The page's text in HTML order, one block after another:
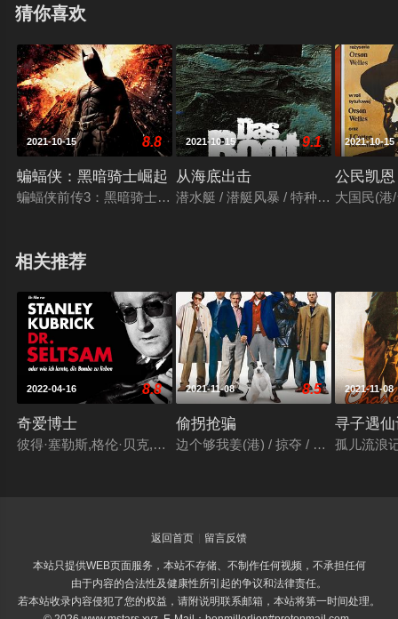
杰又后怕又好奇，为了证明自己的清白，他非要找出真正
一边千里追踪凯普林的线索。他跳上了一趟开往芝加哥的
列车，车上巧遇娇娃坎多（爱娃·玛丽·森特 Eva Marie
Saint 饰），愿意助他一臂之力。眼看就快可以约见凯普
林，事情却又起了波澜——他不但没有见到凯普林，还随
之陷入了又一场危机当中。真相越来越扑朔迷离，拉什莫
山的总统雕像，也成了一场生死搏斗的大舞台。©豆瓣
猜你喜欢
2021-10-15 8.8
蝙蝠侠：黑暗骑士崛起
蝙蝠侠前传3：黑暗骑士崛起 / 黑暗骑士：黎明升起(台) / 蝙蝠侠
2021-10-15 9.1
从海底出击
潜水艇 / 潜艇风暴 / 特种任务 / 特殊
2021-10-15
公民凯恩
大国民(港
相关推荐
2022-04-16 8.8
奇爱博士
彼得·塞勒斯,格伦·贝克,詹姆斯·厄尔·琼斯,乔治·C·斯科特,谢恩·
2021-11-08 8.5
偷拐抢骗
边个够我姜(港) / 掠夺 / 贪得无厌 / 偷
2021-11-08
寻子遇
孤儿流浪
返回首页 留言反馈
本站只提供WEB页面服务，本站不存储、不制作任何视频，不承担任何
由于内容的合法性及健康性所引起的争议和法律责任。
若本站收录内容侵犯了您的权益，请附说明联系邮箱，本站将第一时间处理。